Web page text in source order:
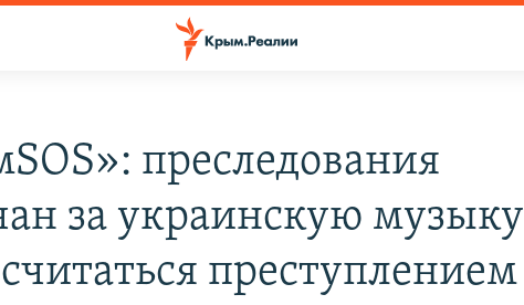
преследования
за украинскую музыку
преступлением